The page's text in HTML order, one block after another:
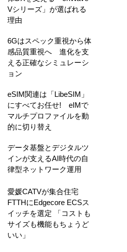
Vシリーズ」が選ばれる
理由
6Gはスペック重視から体
感品質重視へ 進化を支
える正確なシミュレーシ
ョン
eSIM関連は「LibeSIM」
にすべてお任せ! eIMで
マルチプロファイルを動
的に切り替え
データ基盤とデジタルツ
インが支えるAI時代の自
律型ネットワーク運用
愛媛CATVが集合住宅
FTTHにEdgecore ECSス
イッチを選定 「コストも
サイズも機能もちょうど
いい」